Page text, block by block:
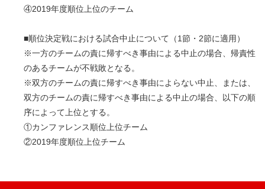
④2019年度順位上位のチーム
■順位決定戦における試合中止について（1節・2節に適用）
※一方のチームの責に帰すべき事由による中止の場合、帰責性
のあるチームが不戦敗となる。
※双方のチームの責に帰すべき事由によらない中止、または、
双方のチームの責に帰すべき事由による中止の場合、以下の順
序によって上位とする。
①カンファレンス順位上位チーム
②2019年度順位上位チーム